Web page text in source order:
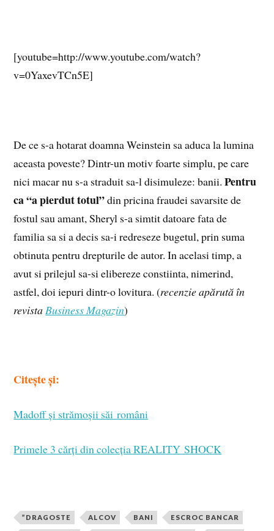
[youtube=http://www.youtube.com/watch?
v=0YaxevTCn5E]
De ce s-a hotarat doamna Weinstein sa aduca la lumina
aceasta poveste? Dintr-un motiv foarte simplu, pe care
nici macar nu s-a straduit sa-l disimuleze: banii.Pentru
ca “a pierdut totul”din pricina fraudei savarsite de
fostul sau amant, Sheryl s-a simtit datoare fata de
familia sa si a decis sa-i redreseze bugetul, prin suma
obtinuta pentru drepturile de autor. In acelasi timp, a
avut si prilejul sa-si elibereze constiinta, nimerind,
astfel, doi iepuri dintr-o lovitura. (recenzie apărută în
revista Business Magazin)
Citește și:
Madoff și strămoșii săi români
Primele 3 cărți din colecția REALITY SHOCK
”DRAGOSTE ALCOV BANI ESCROC BANCAR